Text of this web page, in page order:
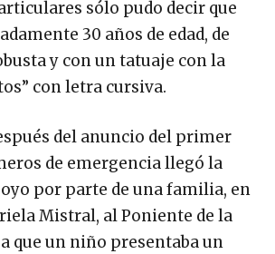
sólo pudo decir que
30 años de edad, de
y con un tatuaje con la
con letra cursiva.
del anuncio del primer
de emergencia llegó la
por parte de una familia, en
Mistral, al Poniente de la
que un niño presentaba un